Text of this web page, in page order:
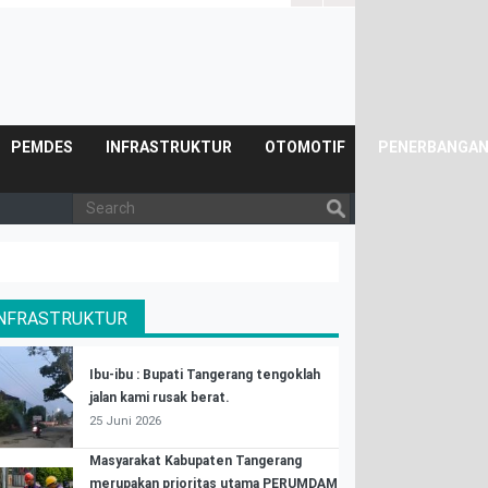
PEMDES INFRASTRUKTUR OTOMOTIF PENERBANGAN
Ibu-ibu : Bupati Tangerang tengoklah
jalan kami rusak berat.
25 Juni 2026
Masyarakat Kabupaten Tangerang
merupakan prioritas utama PERUMDAM